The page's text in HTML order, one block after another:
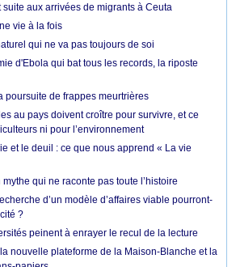
aux arrivées de migrants à Ceuta
vie à la fois
qui ne va pas toujours de soi
d'Ebola qui bat tous les records, la riposte
poursuite de frappes meurtrières
au pays doivent croître pour survivre, et ce
ni pour l’environnement
et le deuil : ce que nous apprend « La vie
mythe qui ne raconte pas toute l’histoire
d’un modèle d’affaires viable pourront-
?
peinent à enrayer le recul de la lecture
nouvelle plateforme de la Maison-Blanche et la